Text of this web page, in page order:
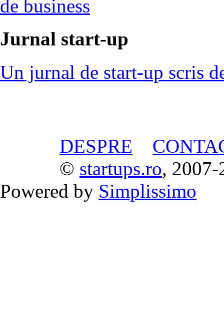
de business
Jurnal start-up
Un jurnal de start-up scris
DESPRE
© startups.ro, 2007-
Powered by Simplissimo